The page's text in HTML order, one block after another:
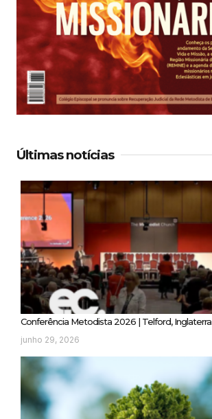
Últimas notícias
Conferência Metodista 2026 | Telford, Inglaterra
junho 29, 2026